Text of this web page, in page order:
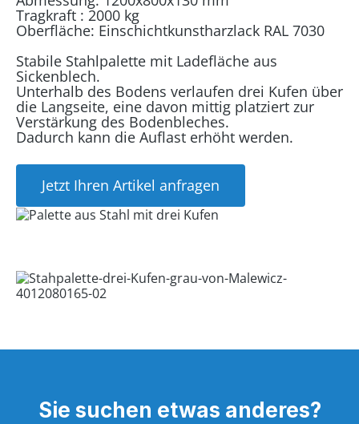
Tragkraft : 2000 kg
Oberfläche: Einschichtkunstharzlack RAL 7030
Stabile Stahlpalette mit Ladefläche aus
Sickenblech.
Unterhalb des Bodens verlaufen drei Kufen über
die Langseite, eine davon mittig platziert zur
Verstärkung des Bodenbleches.
Dadurch kann die Auflast erhöht werden.
Jetzt Ihren Artikel anfragen
Sie suchen etwas anderes?